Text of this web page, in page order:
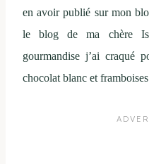
en avoir publié sur mon
le blog de ma chère
gourmandise j’ai craqué
chocolat blanc et